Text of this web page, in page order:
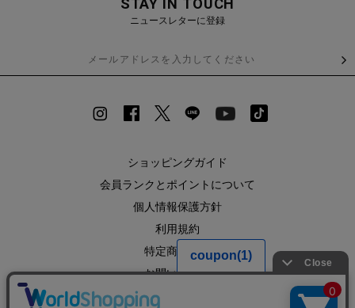
STAY IN TOUCH
ニュースレターに登録
ショッピングガイド
会員ランクとポイントについて
個人情報保護方針
利用規約
特定商取引法
お問い合わせ
企業情報